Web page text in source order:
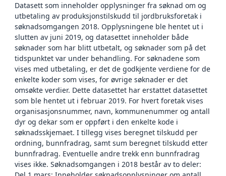
Datasett som inneholder opplysninger fra søknad om og
utbetaling av produksjonstilskudd til jordbruksforetak i
søknadsomgangen 2018. Opplysningene ble hentet ut i
slutten av juni 2019, og datasettet inneholder både
søknader som har blitt utbetalt, og søknader som på det
tidspunktet var under behandling. For søknadene som
vises med utbetaling, er det de godkjente verdiene for de
enkelte koder som vises, for øvrige søknader er det
omsøkte verdier. Dette datasettet har erstattet datasettet
som ble hentet ut i februar 2019. For hvert foretak vises
organisasjonsnummer, navn, kommunenummer og antall
dyr og dekar som er oppført i den enkelte kode i
søknadsskjemaet. I tillegg vises beregnet tilskudd per
ordning, bunnfradrag, samt sum beregnet tilskudd etter
bunnfradrag. Eventuelle andre trekk enn bunnfradrag
vises ikke. Søknadsomgangen i 2018 består av to deler: